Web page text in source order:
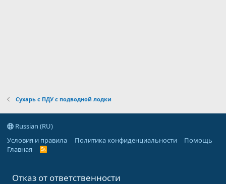
Сухарь с ПДУ с подводной лодки
Russian (RU)
Условия и правила
Политика конфиденциальности
Помощь
Главная
R
Отказ от ответственности